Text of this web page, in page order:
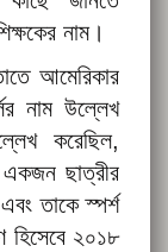
নাম।
আমেরিকার
নাম উল্লেখ
করেছিল,
একজন ছাত্রীর
তাকে স্পর্শ
হিসেবে ২০১৮